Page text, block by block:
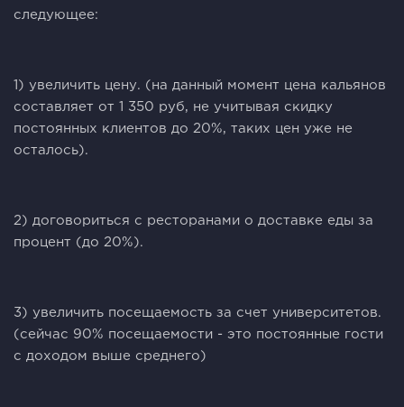
следующее:
1) увеличить цену. (на данный момент цена кальянов
составляет от 1 350 руб, не учитывая скидку
постоянных клиентов до 20%, таких цен уже не
осталось).
2) договориться с ресторанами о доставке еды за
процент (до 20%).
3) увеличить посещаемость за счет университетов.
(сейчас 90% посещаемости - это постоянные гости
с доходом выше среднего)